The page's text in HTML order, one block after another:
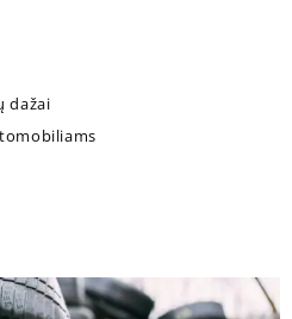
dažai